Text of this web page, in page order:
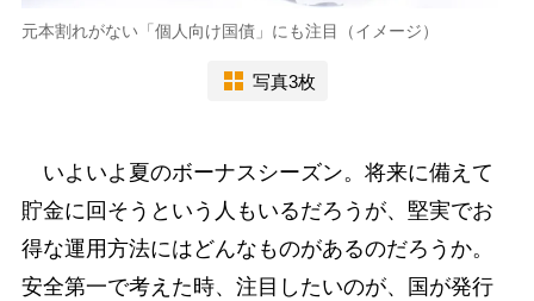
元本割れがない「個人向け国債」にも注目（イメージ）
写真3枚
いよいよ夏のボーナスシーズン。将来に備えて
貯金に回そうという人もいるだろうが、堅実でお
得な運用方法にはどんなものがあるのだろうか。
安全第一で考えた時、注目したいのが、国が発行